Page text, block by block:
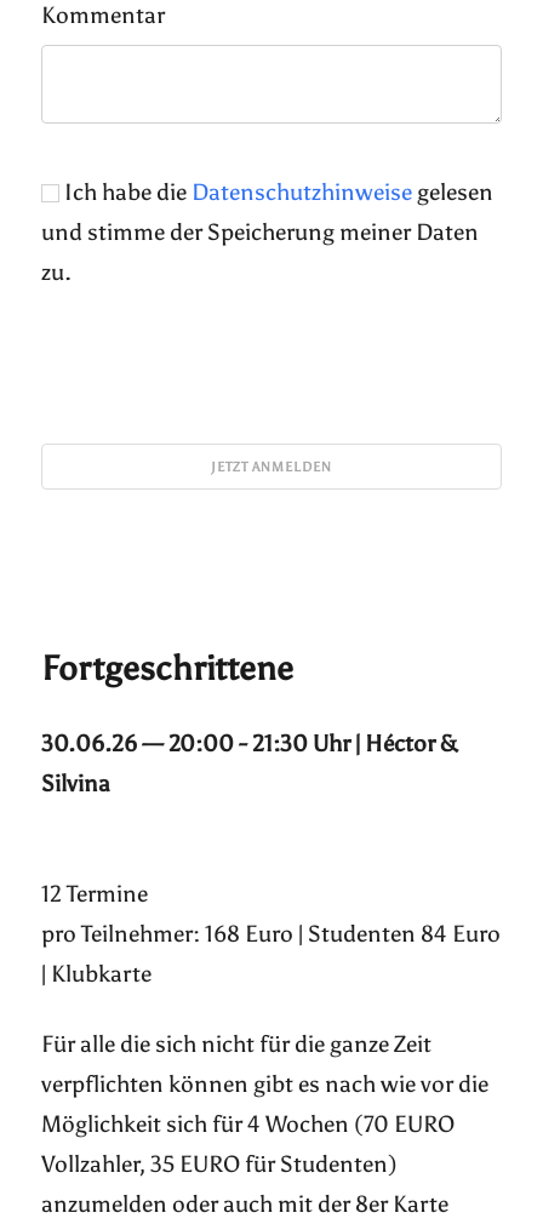
Kommentar
Ich habe die Datenschutzhinweise gelesen
und stimme der Speicherung meiner Daten
zu.
Fortgeschrittene
30.06.26 — 20:00 - 21:30 Uhr | Héctor &
Silvina
12 Termine
pro Teilnehmer: 168 Euro | Studenten 84 Euro
| Klubkarte
Für alle die sich nicht für die ganze Zeit
verpflichten können gibt es nach wie vor die
Möglichkeit sich für 4 Wochen (70 EURO
Vollzahler, 35 EURO für Studenten)
anzumelden oder auch mit der 8er Karte